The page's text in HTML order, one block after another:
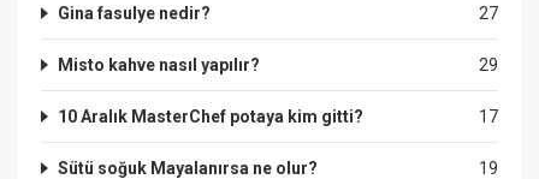
27
Gina fasulye nedir?
29
Misto kahve nasıl yapılır?
17
10 Aralık MasterChef potaya kim gitti?
19
Sütü soğuk Mayalanırsa ne olur?